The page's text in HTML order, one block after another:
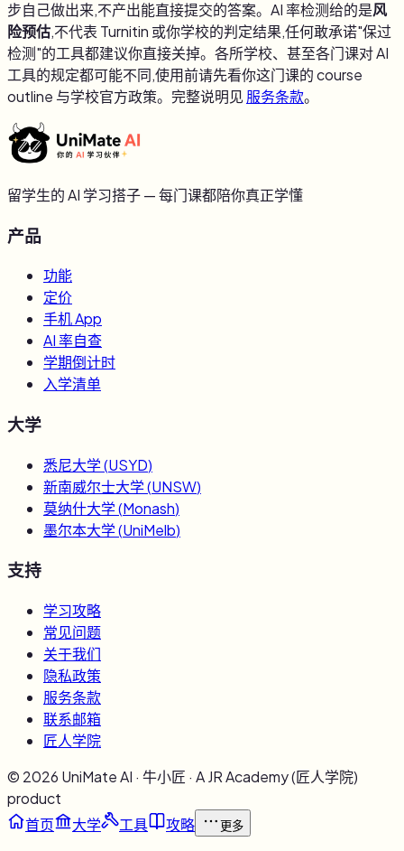
步自己做出来,不产出能直接提交的答案。AI 率检测给的是风
险预估,不代表 Turnitin 或你学校的判定结果,任何敢承诺"保过
检测"的工具都建议你直接关掉。各所学校、甚至各门课对 AI
工具的规定都可能不同,使用前请先看你这门课的 course
outline 与学校官方政策。完整说明见 服务条款。
留学生的 AI 学习搭子 — 每门课都陪你真正学懂
产品
功能
定价
手机 App
AI 率自查
学期倒计时
入学清单
大学
悉尼大学(USYD)
新南威尔士大学(UNSW)
莫纳什大学(Monash)
墨尔本大学(UniMelb)
支持
学习攻略
常见问题
关于我们
隐私政策
服务条款
联系邮箱
匠人学院
© 2026 UniMate AI · 牛小匠 · A JR Academy (匠人学院)
product
首页
大学 工具 攻略 更多